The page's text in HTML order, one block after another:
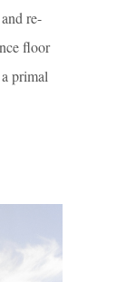
re-
floor
primal